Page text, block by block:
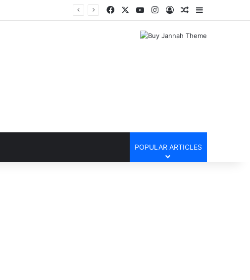
Facebook YouTubeInstagram
Log InRandom Article
POPULAR ARTICLES